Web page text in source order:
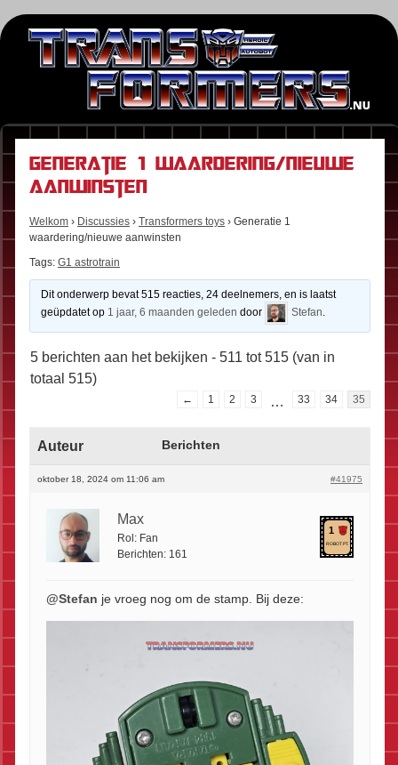
Generatie 1 waardering/nieuwe
aanwinsten
Welkom › Discussies › Transformers toys › Generatie 1
waardering/nieuwe aanwinsten
Tags: G1 astrotrain
Dit onderwerp bevat 515 reacties, 24 deelnemers, en is laatst
geüpdatet op 1 jaar, 6 maanden geleden door Stefan.
5 berichten aan het bekijken - 511 tot 515 (van in
totaal 515)
← 1 2 3 … 33 34 35
Auteur Berichten
oktober 18, 2024 om 11:06 am #41975
Max
Rol: Fan
Berichten: 161
1
ROBOT PT.
@Stefan je vroeg nog om de stamp. Bij deze: